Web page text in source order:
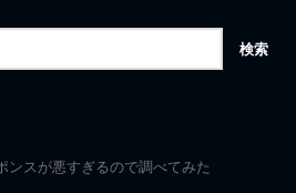
ンスが悪すぎるので調べてみた